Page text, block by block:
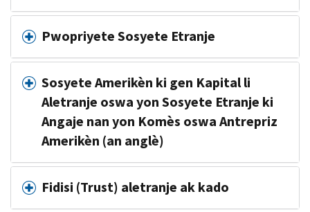
Pwopriyete Sosyete Etranje
Sosyete Amerikèn ki gen Kapital li
Aletranje oswa yon Sosyete Etranje ki
Angaje nan yon Komès oswa Antrepriz
Amerikèn (an anglè)
Fidisi (Trust) aletranje ak kado